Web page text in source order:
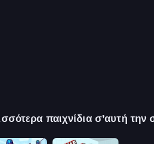
παιχνίδια σ’αυτή την